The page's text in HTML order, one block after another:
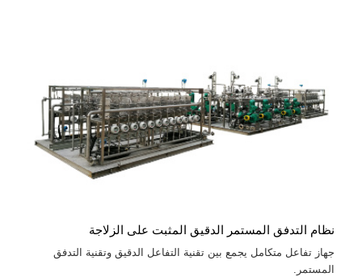
نظام التدفق المستمر الدقيق المثبت على الزلاجة
جهاز تفاعل متكامل يجمع بين تقنية التفاعل الدقيق وتقنية التدفق
المستمر.